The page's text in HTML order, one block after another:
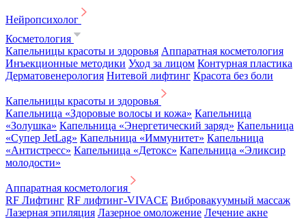
Нейропсихолог
Косметология
Капельницы красоты и здоровья Аппаратная косметология
Инъекционные методики Уход за лицом Контурная пластика
Дерматовенерология Нитевой лифтинг Красота без боли
Капельницы красоты и здоровья
Капельница «Здоровые волосы и кожа» Капельница
«Золушка» Капельница «Энергетический заряд» Капельница
«Супер JetLag» Капельница «Иммунитет» Капельница
«Антистресс» Капельница «Детокс» Капельница «Эликсир
молодости»
Аппаратная косметология
RF Лифтинг RF лифтинг-VIVACE Вибровакуумный массаж
Лазерная эпиляция Лазерное омоложение Лечение акне